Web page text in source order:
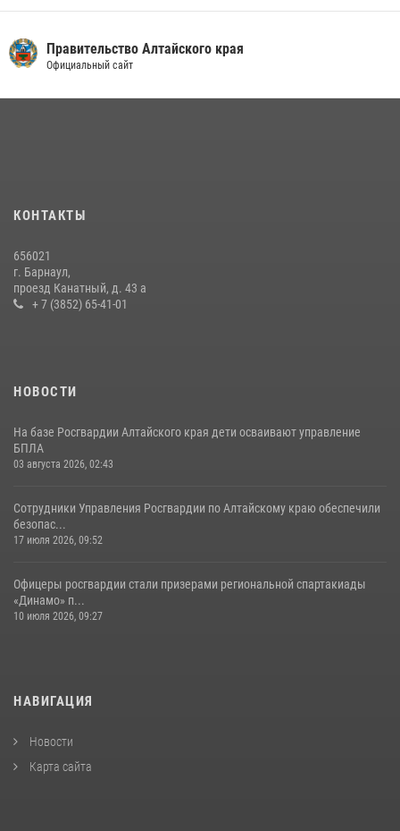
Правительство Алтайского края
Официальный сайт
КОНТАКТЫ
656021
г. Барнаул,
проезд Канатный, д. 43 а
+ 7 (3852) 65-41-01
НОВОСТИ
На базе Росгвардии Алтайского края дети осваивают управление
БПЛА
03 августа 2026, 02:43
Сотрудники Управления Росгвардии по Алтайскому краю обеспечили
безопас...
17 июля 2026, 09:52
Офицеры росгвардии стали призерами региональной спартакиады
«Динамо» п...
10 июля 2026, 09:27
НАВИГАЦИЯ
Новости
Карта сайта